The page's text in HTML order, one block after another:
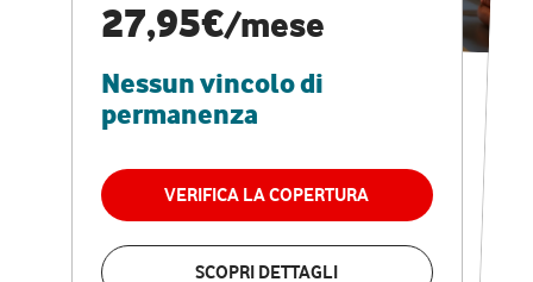
27,95€/mese
Nessun vincolo di
permanenza
VERIFICA LA COPERTURA
SCOPRI DETTAGLI
vantaggi speciali
RETE FISSA + VODAFONE CLUB
29,95€
permanenza
VERIFICA LA COPERTURA